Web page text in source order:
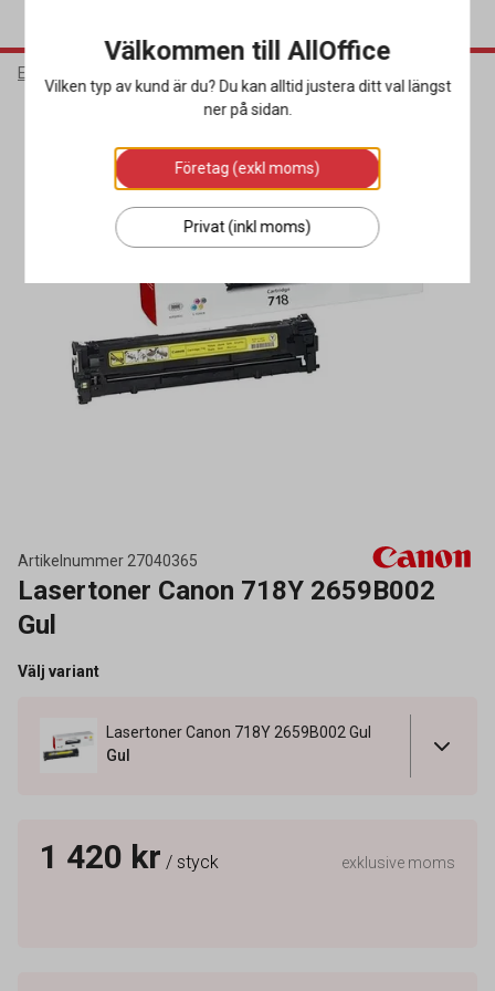
Elektronik
Artikelnummer 27040365
Lasertoner Canon 718Y 2659B002
Gul
Välj variant
Lasertoner Canon 718Y 2659B002 Gul
Gul
1 420 kr / styck exklusive moms
Välkommen till AllOffice
Vilken typ av kund är du? Du kan alltid justera ditt val längst
ner på sidan.
Företag (exkl moms)
Privat (inkl moms)